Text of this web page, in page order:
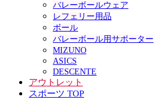
バレーボールウェア
レフェリー用品
ボール
バレーボール用サポーター
MIZUNO
ASICS
DESCENTE
アウトレット
スポーツ TOP